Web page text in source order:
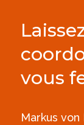
vous
Markus